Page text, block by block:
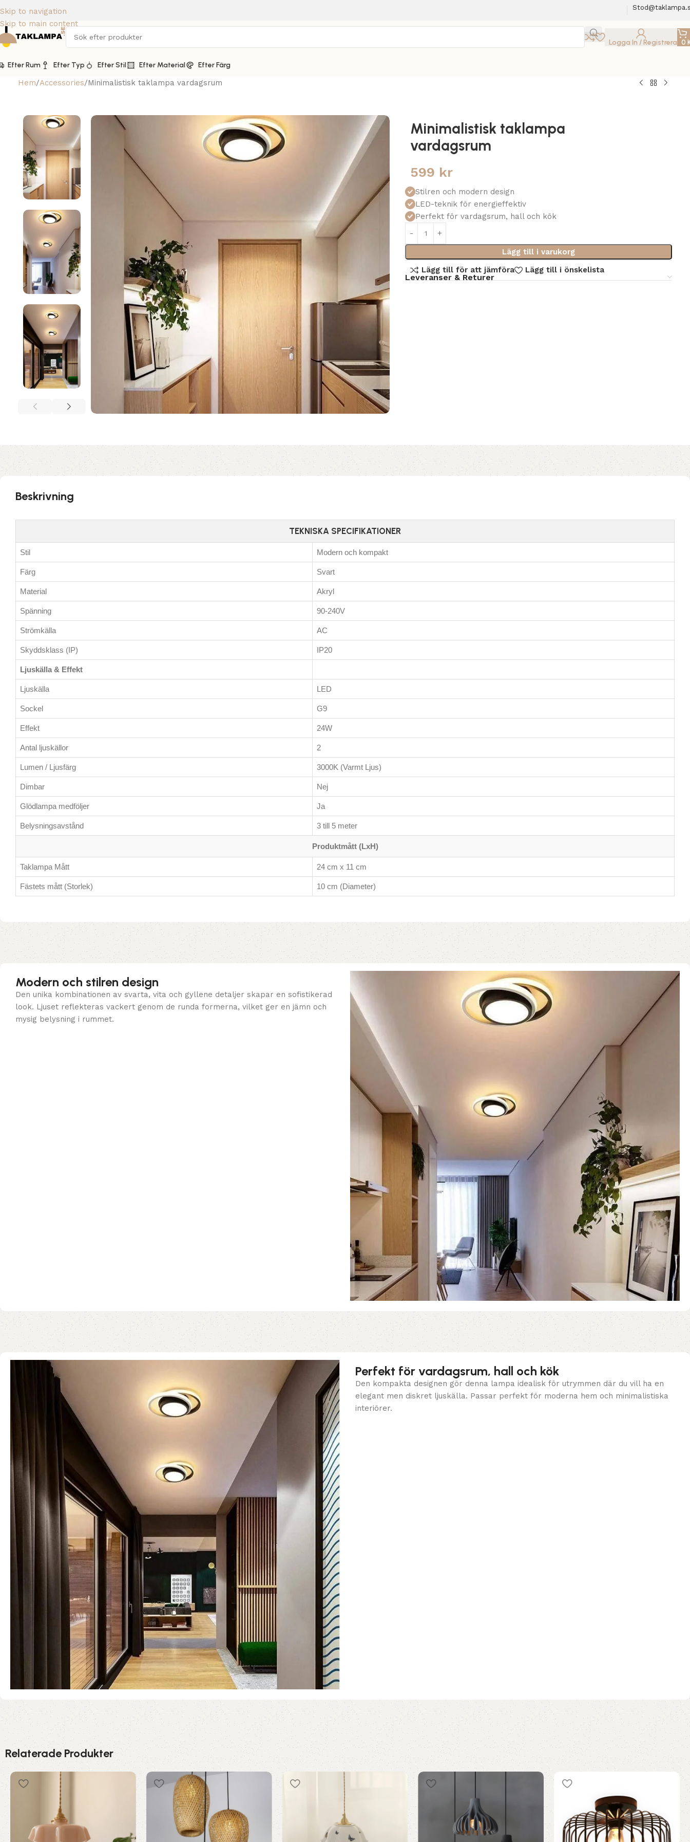
Skip to navigation
Skip to main content
Logga In / Registrera 0
Efter Rum Efter Typ Efter Stil Efter Material Efter Färg
Hem Accessories Minimalistisk taklampa vardagsrum
Minimalistisk taklampa
vardagsrum
599 kr
Stilren och modern design
LED-teknik för energieffektiv
Perfekt för vardagsrum, hall och kök
Lägg till i varukorg
Lägg till för att jämföra
Lägg till i önskelista
Leveranser & Returer
Beskrivning
TEKNISKA SPECIFIKATIONER
Stil Modern och kompakt
Färg Svart
Material Akryl
Spänning 90-240V
Strömkälla AC
Skyddsklass (IP) IP20
Ljuskälla & Effekt
Ljuskälla LED
Sockel G9
Effekt 24W
Antal ljuskällor 2
Lumen / Ljusfärg 3000K (Varmt Ljus)
Dimbar Nej
Glödlampa medföljer Ja
Belysningsavstånd 3 till 5 meter
Produktmått (LxH)
Taklampa Mått 24 cm x 11 cm
Fästets mått (Storlek) 10 cm (Diameter)
Modern och stilren design
Den unika kombinationen av svarta, vita och gyllene detaljer skapar en sofistikerad
look. Ljuset reflekteras vackert genom de runda formerna, vilket ger en jämn och
mysig belysning i rummet.
Perfekt för vardagsrum, hall och kök
Den kompakta designen gör denna lampa idealisk för utrymmen där du vill ha en
elegant men diskret ljuskälla. Passar perfekt för moderna hem och minimalistiska
interiörer.
Relaterade Produkter